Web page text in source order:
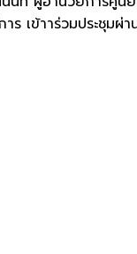
เข้าาร่วมประชุมผ่